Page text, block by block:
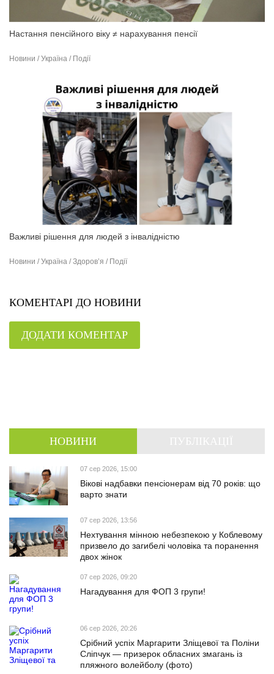
Настання пенсійного віку ≠ нарахування пенсії
Новини / Україна / Події
Важливі рішення для людей з інвалідністю
Новини / Україна / Здоров’я / Події
КОМЕНТАРІ ДО НОВИНИ
ДОДАТИ КОМЕНТАР
НОВИНИ
07 сер 2026, 15:00
Вікові надбавки пенсіонерам від 70 років: що
варто знати
07 сер 2026, 13:56
Нехтування мінною небезпекою у Коблевому
призвело до загибелі чоловіка та поранення
двох жінок
07 сер 2026, 09:20
Нагадування для ФОП 3 групи!
06 сер 2026, 20:26
Срібний успіх Маргарити Зліщевої та Поліни
Сліпчук — призерок обласних змагань із
пляжного волейболу (фото)